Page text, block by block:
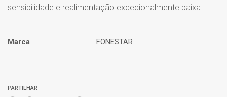
sensibilidade e realimentação excecionalmente baixa.
Marca
FONESTAR
PARTILHAR